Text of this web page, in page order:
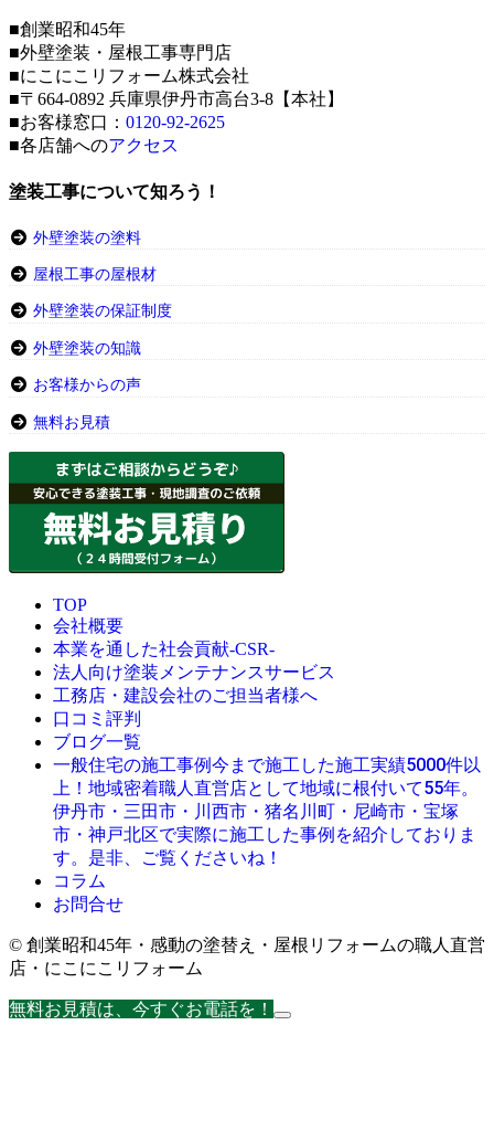
■創業昭和45年
■外壁塗装・屋根工事専門店
■にこにこリフォーム株式会社
■〒664-0892 兵庫県伊丹市高台3-8【本社】
■お客様窓口： 0120-92-2625
■各店舗へのアクセス
塗装工事について知ろう！
外壁塗装の塗料
屋根工事の屋根材
外壁塗装の保証制度
外壁塗装の知識
お客様からの声
無料お見積
TOP
会社概要
本業を通した社会貢献-CSR-
法人向け塗装メンテナンスサービス
工務店・建設会社のご担当者様へ
口コミ評判
ブログ一覧
一般住宅の施工事例今まで施工した施工実績5000件以
上！地域密着職人直営店として地域に根付いて55年。
伊丹市・三田市・川西市・猪名川町・尼崎市・宝塚
市・神戸北区で実際に施工した事例を紹介しておりま
す。是非、ご覧くださいね！
コラム
お問合せ
© 創業昭和45年・感動の塗替え・屋根リフォームの職人直営
店・にこにこリフォーム
無料お見積は、今すぐお電話を！